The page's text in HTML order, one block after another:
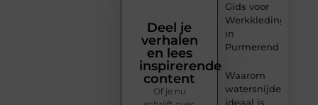
Gids voor
Werkkleding
in
Purmerend
Waarom
watersnijden
ideaal is
Deel je
verhalen
en lees
inspirerende
content
Of je nu